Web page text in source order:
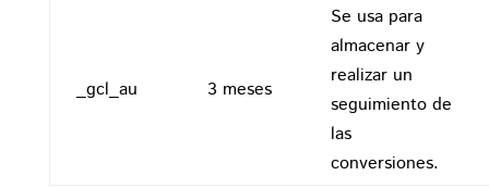
_gcl_au 3 meses
Se usa para
almacenar y
realizar un
seguimiento de
las
conversiones.